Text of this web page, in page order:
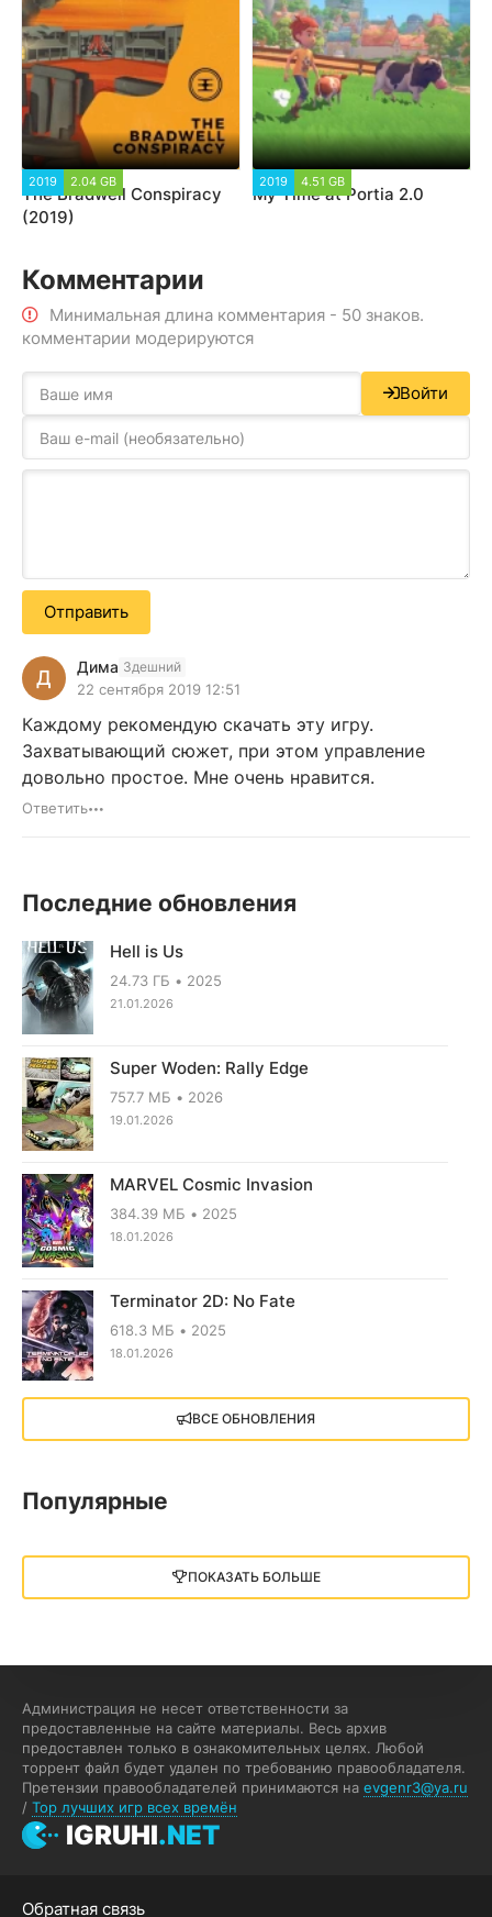
2019 2.04 GB
The Bradwell Conspiracy
(2019)
2019 4.51 GB
My Time at Portia 2.0
Комментарии
Минимальная длина комментария - 50 знаков.
комментарии модерируются
Войти
Отправить
Д Дима Здешний
22 сентября 2019 12:51
Каждому рекомендую скачать эту игру.
Захватывающий сюжет, при этом управление
довольно простое. Мне очень нравится.
Ответить
Последние обновления
Hell is Us
24.73 ГБ 2025
21.01.2026
Super Woden: Rally Edge
757.7 МБ 2026
19.01.2026
MARVEL Cosmic Invasion
384.39 МБ 2025
18.01.2026
Terminator 2D: No Fate
618.3 МБ 2025
18.01.2026
X4: Foundations (2018)
13.73 GB 2018
13 ГБ 2025
MAFIA: THE OLD COUNTRY
44.98 ГБ 2025
04.12.2025
5.43 ГБ
ВСЕ ОБНОВЛЕНИЯ
Популярные
ПОКАЗАТЬ БОЛЬШЕ
IGRUHI.NET
Администрация не несет ответственности за
предоставленные на сайте материалы. Весь архив
предоставлен только в ознакомительных целях. Любой
торрент файл будет удален по требованию правообладателя.
Претензии правообладателей принимаются на evgenr3@ya.ru
/ Top лучших игр всех времён
Обратная связь